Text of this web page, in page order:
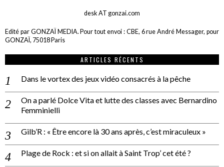
desk AT gonzai.com
Edité par GONZAÏ MEDIA. Pour tout envoi : CBE, 6 rue André Messager, pour
GONZAÏ, 75018 Paris
ARTICLES RÉCENTS
Dans le vortex des jeux vidéo consacrés à la pêche
On a parlé Dolce Vita et lutte des classes avec Bernardino
Femminielli
Gilb’R : « Être encore là 30 ans après, c’est miraculeux »
Plage de Rock : et si on allait à Saint Trop’ cet été ?